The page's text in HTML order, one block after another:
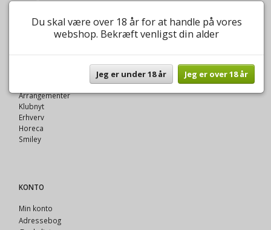
VINOTEK A FYNNIS
Arrangementer
Klubnyt
Erhverv
Horeca
Smiley
KONTO
Min konto
Adressebog
Du skal være over 18 år for at handle på vores
webshop. Bekræft venligst din alder
Jeg er under 18 år Jeg er over 18 år